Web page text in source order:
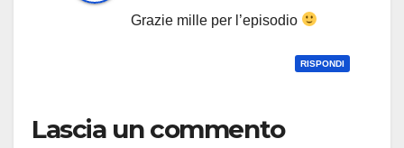
Grazie mille per l’episodio
RISPONDI
Lascia un commento